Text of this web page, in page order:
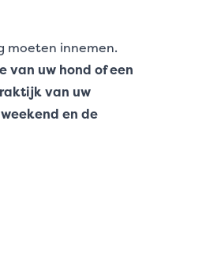
moeten innemen.
van uw hond of een
van uw
en de